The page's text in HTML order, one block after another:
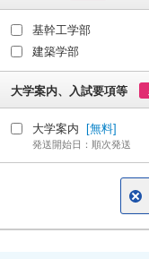
基幹工学部
建築学部
大学案内、入試要項等
大学案内 [無料]
発送開始日：順次発送